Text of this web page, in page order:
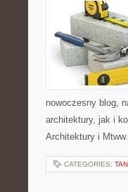
nowoczesny blog,
architektury, jak i
Architektury i
CATEGORIES: